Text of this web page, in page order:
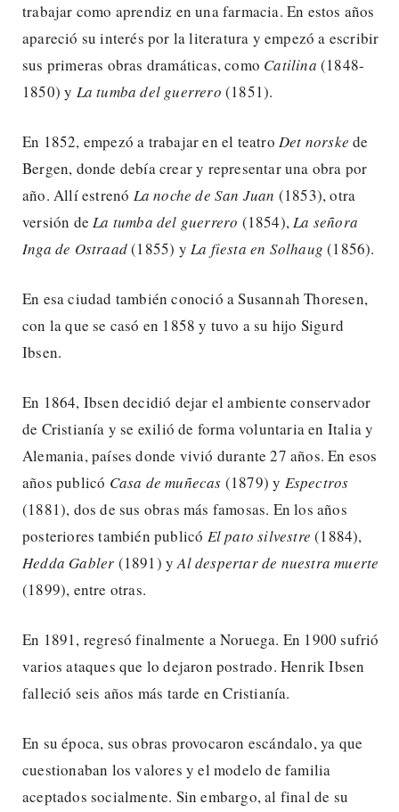
trabajar como aprendiz en una farmacia. En estos años
apareció su interés por la literatura y empezó a escribir
sus primeras obras dramáticas, como Catilina (1848-
1850) y La tumba del guerrero (1851).
En 1852, empezó a trabajar en el teatro Det norske de
Bergen, donde debía crear y representar una obra por
año. Allí estrenó La noche de San Juan (1853), otra
versión deLa tumba del guerrero (1854),La señora
Inga de Ostraad(1855) y La fiesta en Solhaug (1856).
En esa ciudad también conoció a Susannah Thoresen,
con la que se casó en 1858 y tuvo a su hijo Sigurd
Ibsen.
En 1864, Ibsen decidió dejar el ambiente conservador
de Cristianía y se exilió de forma voluntaria en Italia y
Alemania, países donde vivió durante 27 años. En esos
años publicó Casa de muñecas (1879) y Espectros
(1881), dos de sus obras más famosas. En los años
posteriores también publicó El pato silvestre (1884),
Hedda Gabler (1891) yAl despertar de nuestra muerte
(1899), entre otras.
En 1891, regresó finalmente a Noruega. En 1900 sufrió
varios ataques que lo dejaron postrado. Henrik Ibsen
falleció seis años más tarde en Cristianía.
En su época, sus obras provocaron escándalo, ya que
cuestionaban los valores y el modelo de familia
aceptados socialmente. Sin embargo, al final de su